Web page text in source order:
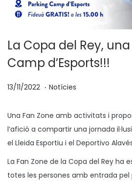
La Copa del Rey,
Camp d’Esports!!!
p
s
a
t
13/11/2022 0
/
0
2
. P
b
l
i
Notícies
Una Fan Zone amb activitats i
l’afició a compartir una jornada
el Lleida Esportiu i el Deportivo
La Fan Zone de la Copa del Rey ha
totes les persones amb entrada pel